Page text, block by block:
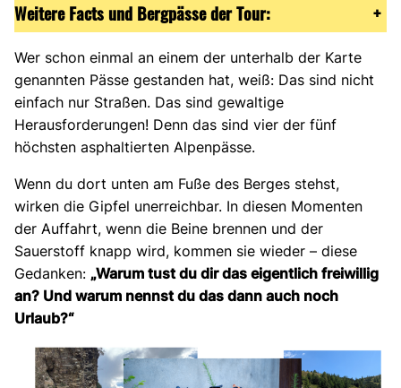
Weitere Facts und Bergpässe der Tour: +
Wer schon einmal an einem der unterhalb der Karte
genannten Pässe gestanden hat, weiß: Das sind nicht
einfach nur Straßen. Das sind gewaltige
Herausforderungen! Denn das sind vier der fünf
höchsten asphaltierten Alpenpässe.
Wenn du dort unten am Fuße des Berges stehst,
wirken die Gipfel unerreichbar. In diesen Momenten
der Auffahrt, wenn die Beine brennen und der
Sauerstoff knapp wird, kommen sie wieder – diese
Gedanken: „Warum tust du dir das eigentlich freiwillig
an? Und warum nennst du das dann auch noch
Urlaub?“